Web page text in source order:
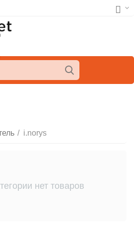
/ i.norys
нет товаров